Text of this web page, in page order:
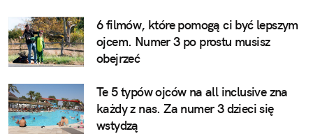
6 filmów, które pomogą ci być lepszym
ojcem. Numer 3 po prostu musisz
obejrzeć
Te 5 typów ojców na all inclusive zna
każdy z nas. Za numer 3 dzieci się
wstydzą